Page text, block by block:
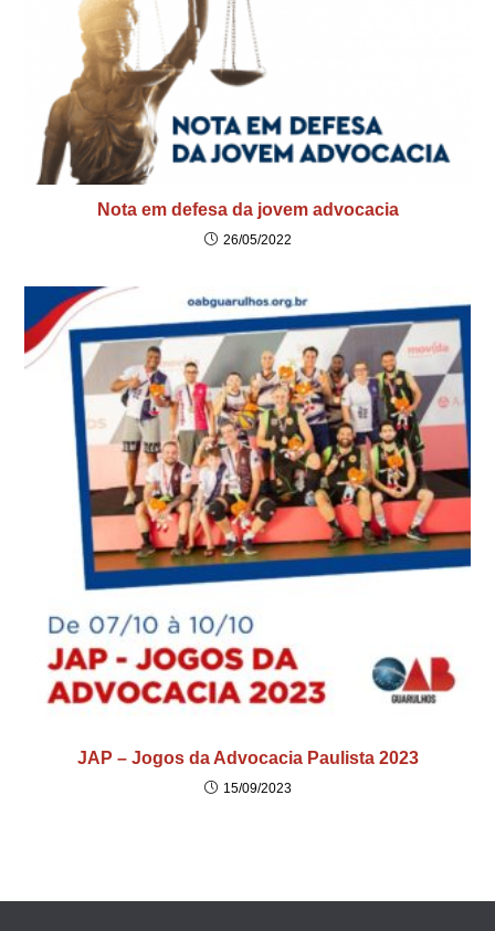
Nota em defesa da jovem advocacia
26/05/2022
JAP – Jogos da Advocacia Paulista 2023
15/09/2023